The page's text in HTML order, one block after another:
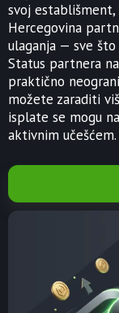
svoj
Hercegovina
ulaganja — sve
Status partnera
praktično
možete zaraditi
isplate se mogu
aktivnim učešćem.